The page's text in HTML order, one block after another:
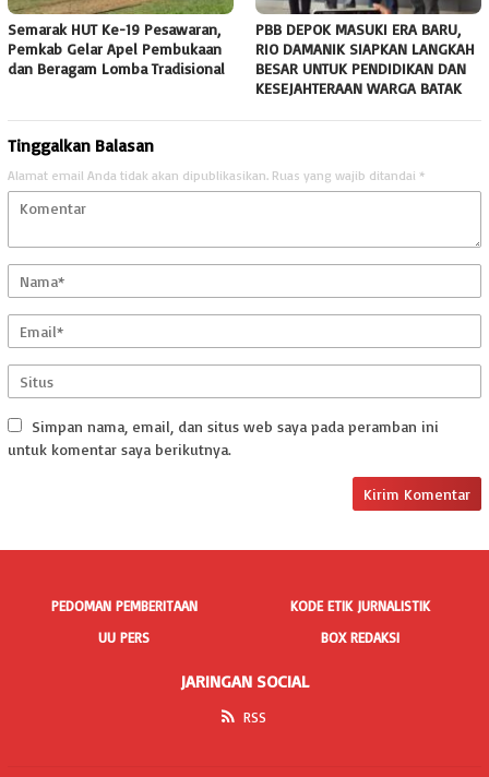
Semarak HUT Ke-19 Pesawaran,
Pemkab Gelar Apel Pembukaan
dan Beragam Lomba Tradisional
PBB DEPOK MASUKI ERA BARU,
RIO DAMANIK SIAPKAN LANGKAH
BESAR UNTUK PENDIDIKAN DAN
KESEJAHTERAAN WARGA BATAK
Tinggalkan Balasan
Alamat email Anda tidak akan dipublikasikan. Ruas yang wajib ditandai *
Simpan nama, email, dan situs web saya pada peramban ini
untuk komentar saya berikutnya.
PEDOMAN PEMBERITAAN
KODE ETIK JURNALISTIK
UU PERS
BOX REDAKSI
JARINGAN SOCIAL
RSS